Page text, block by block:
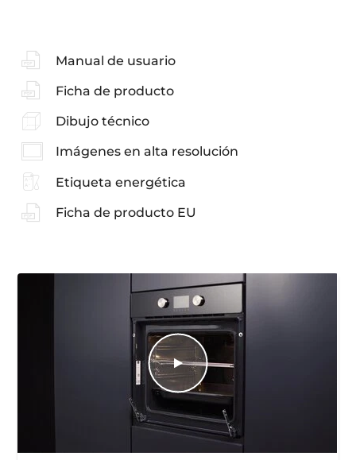
Manual de usuario
Ficha de producto
Dibujo técnico
Imágenes en alta resolución
Etiqueta energética
Ficha de producto EU